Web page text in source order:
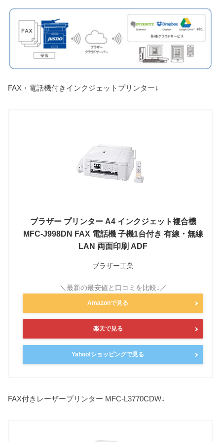
FAX・電話機付きインクジェットプリンター↓
ブラザー プリンター A4 インクジェット複合機
MFC-J998DN FAX 電話機 子機1台付き 有線・無線
LAN 両面印刷 ADF
ブラザー工業
Amazonで見る
楽天で見る
Yahoo!ショッピングで見る
FAX付きレーザープリンター MFC-L3770CDW↓